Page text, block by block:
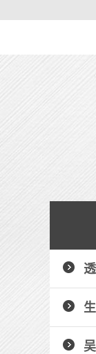
仿砖
压花地
固、强
+